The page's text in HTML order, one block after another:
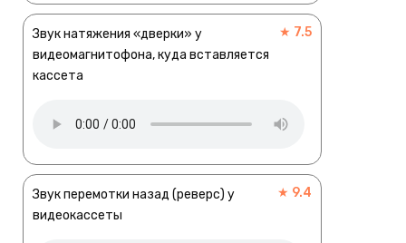
Звук натяжения «дверки» у
видеомагнитофона, куда вставляется
кассета
★ 7.5
Звук перемотки назад (реверс) у
видеокассеты
★ 9.4